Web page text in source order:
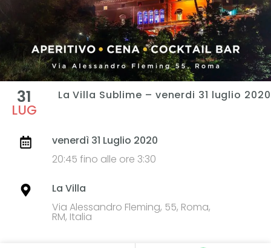
31
LUG
La Villa Sublime – venerdi 31 luglio 2020
venerdì 31 Luglio 2020
20:45 fino alle ore 3:30
La Villa
Via Alessandro Fleming, 55, Roma,
RM, Italia